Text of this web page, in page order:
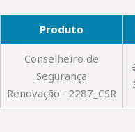
Produto
Conselheiro de
Segurança
Renovação– 2287_CSR